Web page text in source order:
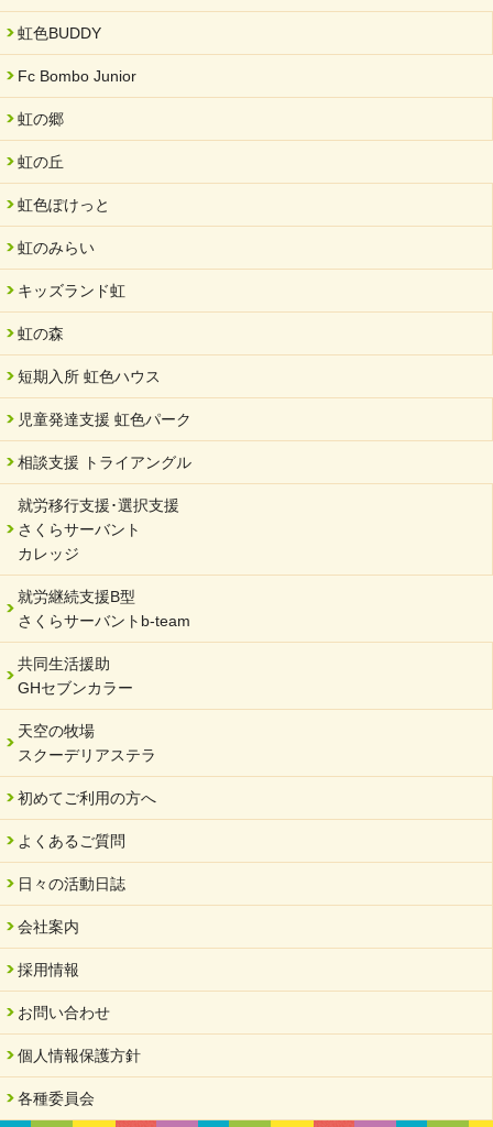
虹色BUDDY
Fc Bombo Junior
虹の郷
虹の丘
虹色ぽけっと
虹のみらい
キッズランド虹
虹の森
短期入所 虹色ハウス
児童発達支援 虹色パーク
相談支援 トライアングル
就労移行支援･選択支援
さくらサーバント
カレッジ
就労継続支援B型
さくらサーバントb-team
共同生活援助
GHセブンカラー
天空の牧場
スクーデリアステラ
初めてご利用の方へ
よくあるご質問
日々の活動日誌
会社案内
採用情報
お問い合わせ
個人情報保護方針
各種委員会